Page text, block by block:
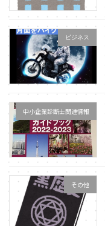
ビジネス
中小企業診断士関連情報
その他